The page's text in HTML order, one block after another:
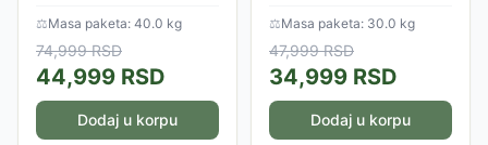
cm&#179;. Širina otkosa je
501mm, a visina košenja se
lako se može centralno...
⚖Masa paketa: 40.0 kg
74,999RSD
44,999 RSD
Dodaj u korpu
Ima metalno kućište i širinu
košenja od 46cm. Nudi
mogućnost...
⚖Masa paketa: 30.0 kg
47,999RSD
34,999 RSD
Dodaj u korpu